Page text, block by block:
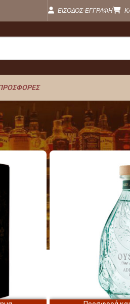
ΕΙΣΟΔΟΣ-ΕΓΓΡΑΦΗ
ΠΡΟΣΦΟΡΕΣ
Show 18 54 72 All